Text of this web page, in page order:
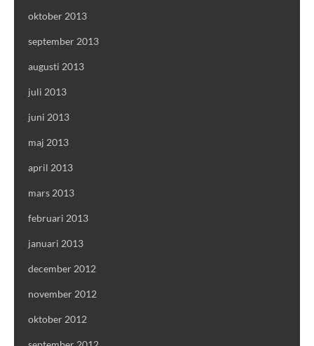
oktober 2013
september 2013
augusti 2013
juli 2013
juni 2013
maj 2013
april 2013
mars 2013
februari 2013
januari 2013
december 2012
november 2012
oktober 2012